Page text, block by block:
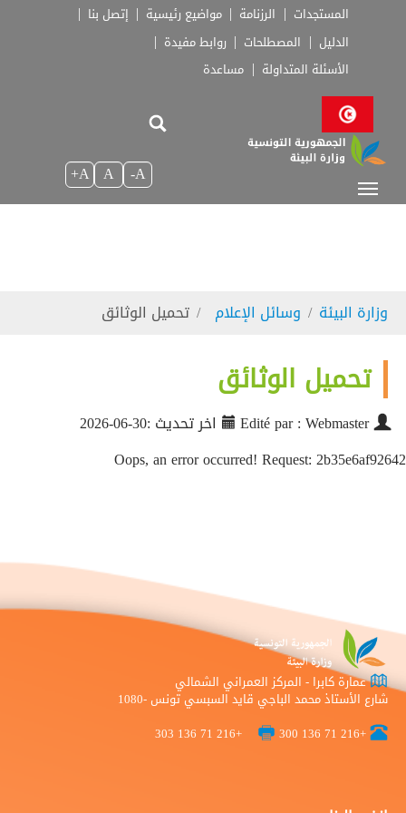
Skip to main navigation
Skip to main content
Skip to page footer
المستجدات الرزنامة مواضيع رئيسية
إتصل بنا
الدليل
المصطلحات
روابط مفيدة
الأسئلة المتداولة
مساعدة
A-
A
A+
You are here:
وزارة البيئة وسائل الإعلام تحميل الوثائق
تحميل الوثائق
Edité par : Webmaster
اخر تحديث :30-06-2026
Oops, an error occurred! Request: 2b35e6af92642
عمارة كابرا - المركز العمراني الشمالي
شارع الأستاذ محمد الباجي قايد السبسي تونس -1080
+216 71 136 300
+216 71 136 303